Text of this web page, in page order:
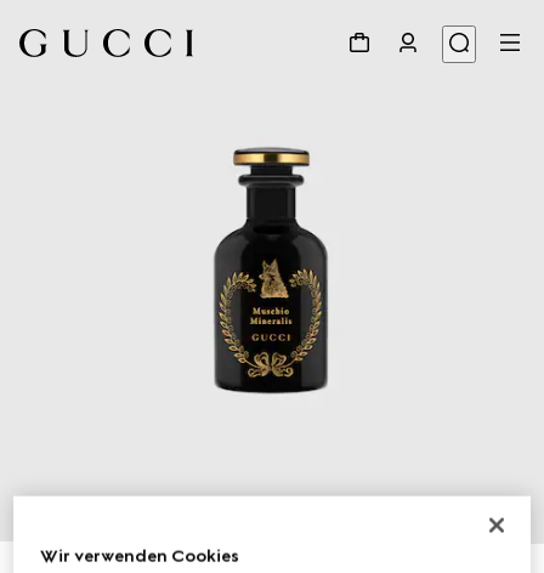
Wir verwenden Cookies